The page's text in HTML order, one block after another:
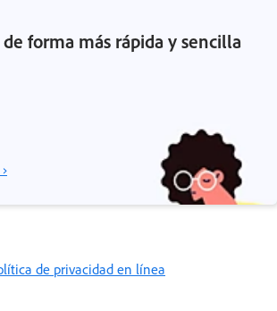
forma más rápida y sencilla
de privacidad en línea